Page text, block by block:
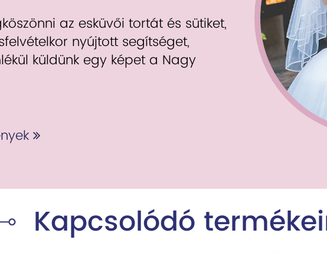
az esküvői tortát és sütiket,
nyújtott segítséget,
küldünk egy képet a Nagy
Kapcsolódó